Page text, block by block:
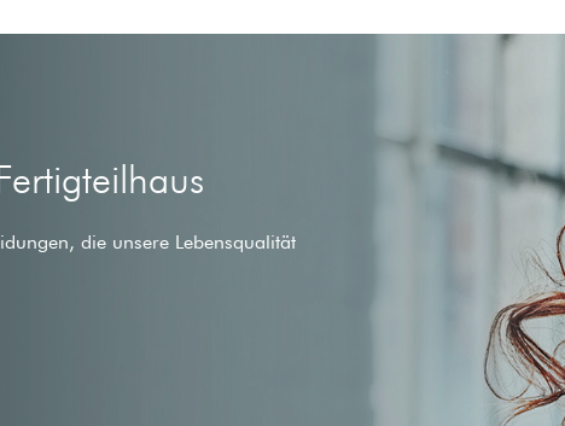
die unsere Lebensqualität